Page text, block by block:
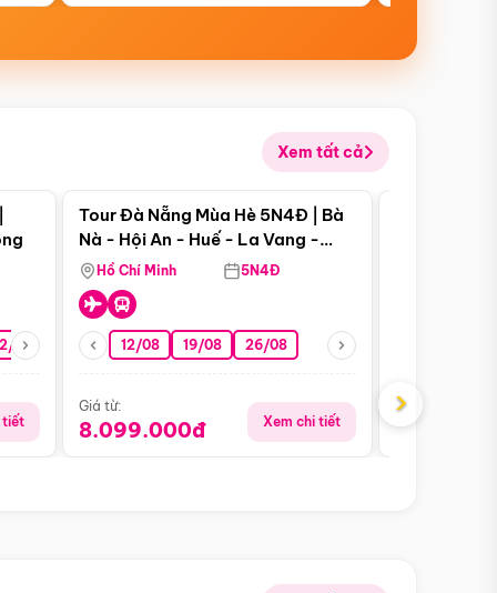
Xem tất cả
08 26/08 05/09 09/09 12/09
tiết
Điểm nổi bật
Tour Đà Nẵng Mùa Hè 5N4Đ | Bà
Nà - Hội An - Huế - La Vang -
Động Thiên Đường
Hồ Chí Minh 5N4Đ
12/08 19/08 26/08
Giá từ:
8.099.000đ Xem chi tiết
Giá từ:
›